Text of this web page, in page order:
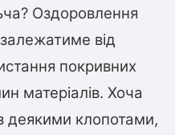
Оздоровлення
від
покривних
матеріалів. Хоча
деякими клопотами,